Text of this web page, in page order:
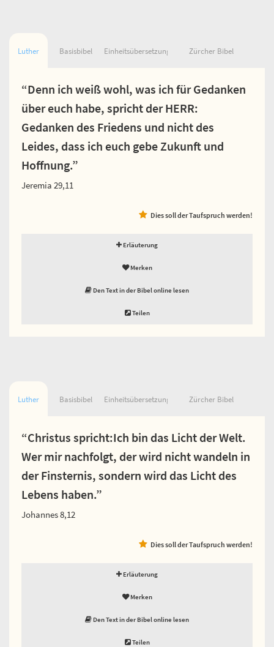
Luther Basisbibel Einheitsübersetzung Zürcher Bibel
“Denn ich weiß wohl, was ich für Gedanken
über euch habe, spricht der HERR:
Gedanken des Friedens und nicht des
Leides, dass ich euch gebe Zukunft und
Hoffnung.”
Jeremia 29,11
Dies soll der Taufspruch werden!
Erläuterung
Merken
Den Text in der Bibel online lesen
Teilen
Luther Basisbibel Einheitsübersetzung Zürcher Bibel
“Christus spricht:Ich bin das Licht der Welt.
Wer mir nachfolgt, der wird nicht wandeln in
der Finsternis, sondern wird das Licht des
Lebens haben.”
Johannes 8,12
Dies soll der Taufspruch werden!
Erläuterung
Merken
Den Text in der Bibel online lesen
Teilen